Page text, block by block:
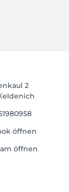
2
öffnen
öffnen